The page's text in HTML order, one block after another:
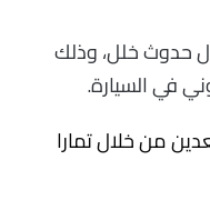
حدوث خلل، وذلك
في السيارة.
من خلال تمارا